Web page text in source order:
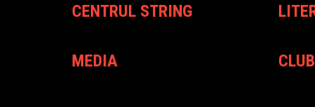
CENTRUL STRING
MEDIA